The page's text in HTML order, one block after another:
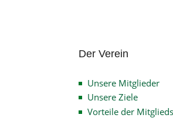
Der Verein
Unsere Mitglieder
Unsere Ziele
Vorteile der